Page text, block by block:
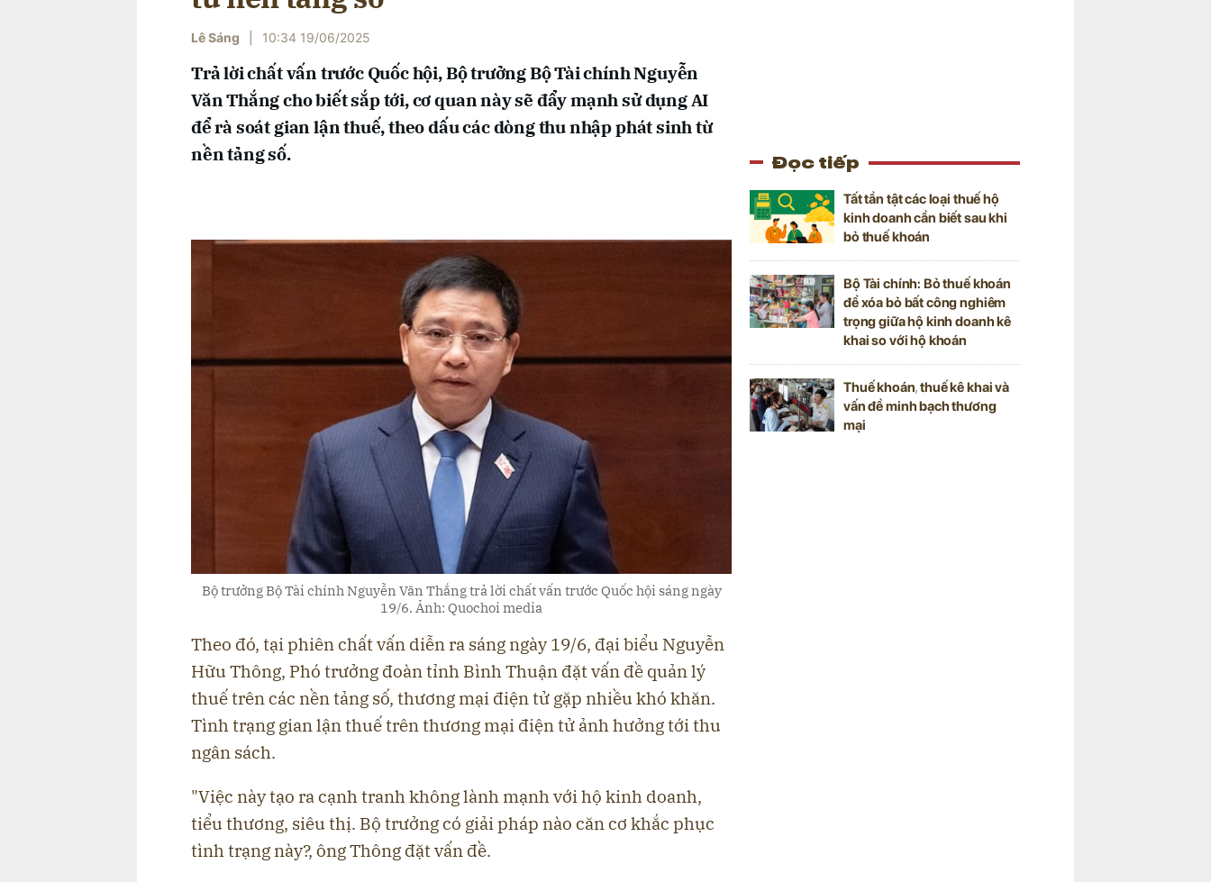
Lê Sáng 10:34 19/06/2025
Trả lời chất vấn trước Quốc hội, Bộ trưởng Bộ Tài chính Nguyễn
Văn Thắng cho biết sắp tới, cơ quan này sẽ đẩy mạnh sử dụng AI
để rà soát gian lận thuế, theo dấu các dòng thu nhập phát sinh từ
nền tảng số.
Bộ trưởng Bộ Tài chính Nguyễn Văn Thắng trả lời chất vấn trước Quốc hội sáng ngày
19/6. Ảnh: Quochoi media
Theo đó, tại phiên chất vấn diễn ra sáng ngày 19/6, đại biểu Nguyễn
Hữu Thông, Phó trưởng đoàn tỉnh Bình Thuận đặt vấn đề quản lý
thuế trên các nền tảng số, thương mại điện tử gặp nhiều khó khăn.
Tình trạng gian lận thuế trên thương mại điện tử ảnh hưởng tới thu
ngân sách.
"Việc này tạo ra cạnh tranh không lành mạnh với hộ kinh doanh,
tiểu thương, siêu thị. Bộ trưởng có giải pháp nào căn cơ khắc phục
tình trạng này?, ông Thông đặt vấn đề.
Đọc tiếp
Tất tần tật các loại thuế hộ
kinh doanh cần biết sau khi
bỏ thuế khoán
Bộ Tài chính: Bỏ thuế khoán
để xóa bỏ bất công nghiêm
trọng giữa hộ kinh doanh kê
khai so với hộ khoán
Thuế khoán, thuế kê khai và
vấn đề minh bạch thương
mại